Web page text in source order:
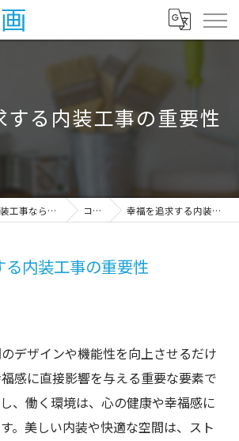
する内装工事の重要性
東京都八王子の内装工事なら有限会社南都企画 コラム 幸福を追求する内装工事の重要性
る内装工事の重要性
デザインや機能性を向上させるだけ
感に直接影響を与える重要な要素で
、働く環境は、心の健康や幸福感に
。美しい内装や快適な空間は、スト